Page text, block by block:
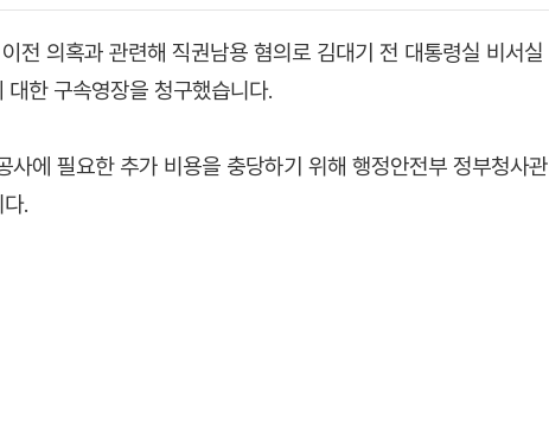
전 의혹과 관련해 직권남용 혐의로 김대기 전 대통령실 비서실
한 구속영장을 청구했습니다.
에 필요한 추가 비용을 충당하기 위해 행정안전부 정부청사관
.